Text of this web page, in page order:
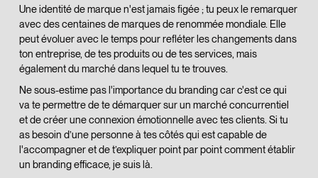
Une identité de marque n'est jamais figée ; tu peux le remarquer
avec des centaines de marques de renommée mondiale. Elle
peut évoluer avec le temps pour refléter les changements dans
ton entreprise, de tes produits ou de tes services, mais
également du marché dans lequel tu te trouves.
Ne sous-estime pas l'importance du branding car c'est ce qui
va te permettre de te démarquer sur un marché concurrentiel
et de créer une connexion émotionnelle avec tes clients. Si tu
as besoin d’une personne à tes côtés qui est capable de
l'accompagner et de t’expliquer point par point comment établir
un branding efficace, je suis là.